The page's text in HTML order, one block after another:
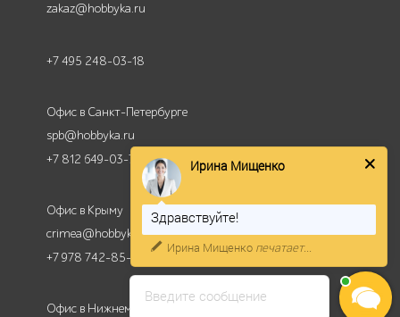
zakaz@hobbyka.ru
+7 495 248-03-18
Офис в Санкт-Петербурге
spb@hobbyka.ru
+7 812 649-03-73
Офис в Крыму
crimea@hobbyka.ru
+7 978 742-85-95
Офис в Нижнем Новгороде
Введите сообщение
Ирина Мищенко
Здравствуйте!
Ирина Мищенко печатает...